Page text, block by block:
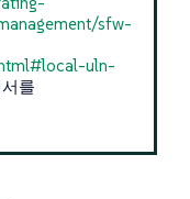
sfw-
uln-
를